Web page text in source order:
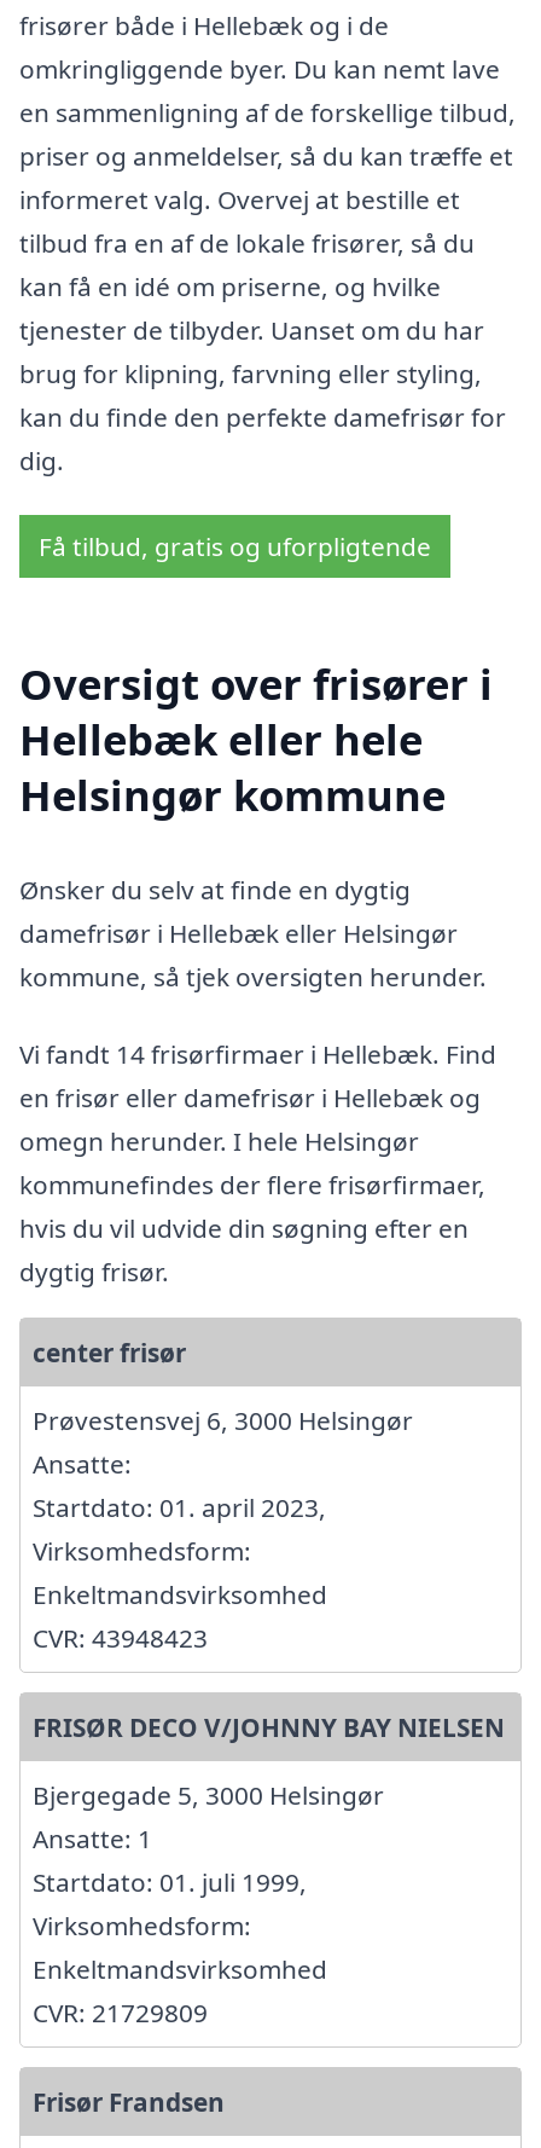
frisører både i Hellebæk og i de
omkringliggende byer. Du kan nemt lave
en sammenligning af de forskellige tilbud,
priser og anmeldelser, så du kan træffe et
informeret valg. Overvej at bestille et
tilbud fra en af de lokale frisører, så du
kan få en idé om priserne, og hvilke
tjenester de tilbyder. Uanset om du har
brug for klipning, farvning eller styling,
kan du finde den perfekte damefrisør for
dig.
Få tilbud, gratis og uforpligtende
Oversigt over frisører i
Hellebæk eller hele
Helsingør kommune
Ønsker du selv at finde en dygtig
damefrisør i Hellebæk eller Helsingør
kommune, så tjek oversigten herunder.
Vi fandt 14 frisørfirmaer i Hellebæk. Find
en frisør eller damefrisør i Hellebæk og
omegn herunder. I hele Helsingør
kommunefindes der flere frisørfirmaer,
hvis du vil udvide din søgning efter en
dygtig frisør.
center frisør
Prøvestensvej 6, 3000 Helsingør
Ansatte:
Startdato: 01. april 2023,
Virksomhedsform:
Enkeltmandsvirksomhed
CVR: 43948423
FRISØR DECO V/JOHNNY BAY NIELSEN
Bjergegade 5, 3000 Helsingør
Ansatte: 1
Startdato: 01. juli 1999,
Virksomhedsform:
Enkeltmandsvirksomhed
CVR: 21729809
Frisør Frandsen